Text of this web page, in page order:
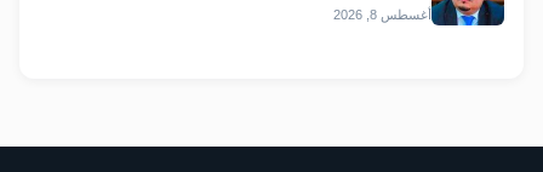
أغسطس 8, 2026